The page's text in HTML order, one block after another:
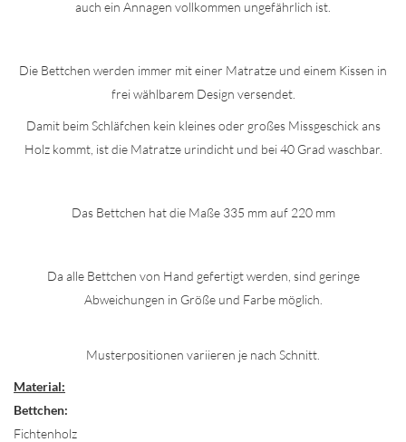
auch ein Annagen vollkommen ungefährlich ist.
Die Bettchen werden immer mit einer Matratze und einem Kissen in
frei wählbarem Design versendet.
Damit beim Schläfchen kein kleines oder großes Missgeschick ans
Holz kommt, ist die Matratze urindicht und bei 40 Grad waschbar.
Das Bettchen hat die Maße 335 mm auf 220 mm
Da alle Bettchen von Hand gefertigt werden, sind geringe
Abweichungen in Größe und Farbe möglich.
Musterpositionen variieren je nach Schnitt.
Material:
Bettchen:
Fichtenholz